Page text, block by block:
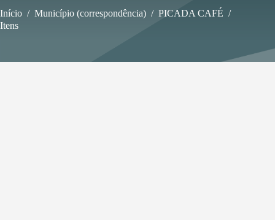
Início / Município (correspondência) / PICADA CAFÉ /
Itens